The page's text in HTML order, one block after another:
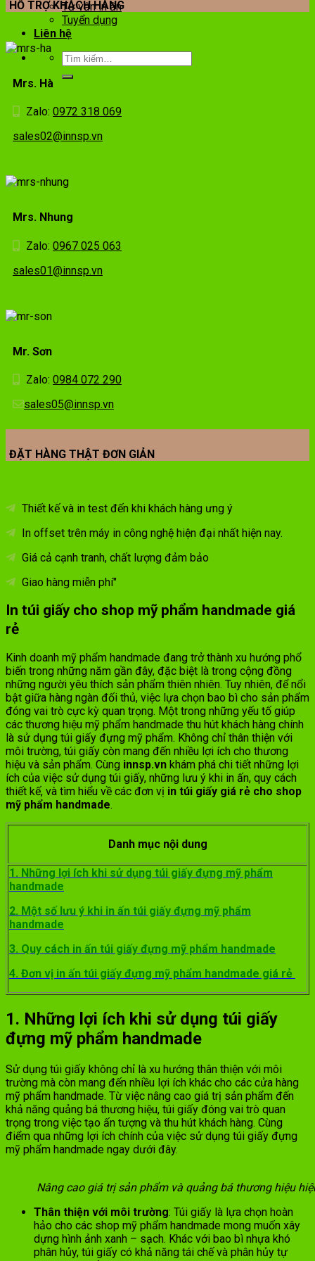
Tư vấn in ấn
Tuyển dụng
Liên hệ
HỖ TRỢ KHÁCH HÀNG
Mrs. Hà
Zalo: 0972 318 069
sales02@innsp.vn
Mrs. Nhung
Zalo: 0967 025 063
sales01@innsp.vn
Mr. Sơn
Zalo: 0984 072 290
sales05@innsp.vn
ĐẶT HÀNG THẬT ĐƠN GIẢN
Thiết kế và in test đến khi khách hàng ưng ý
In offset trên máy in công nghệ hiện đại nhất hiện nay.
Giá cả cạnh tranh, chất lượng đảm bảo
Giao hàng miễn phí"
In túi giấy cho shop mỹ phẩm handmade giá
rẻ
Kinh doanh mỹ phẩm handmade đang trở thành xu hướng phổ
biến trong những năm gần đây, đặc biệt là trong cộng đồng
những người yêu thích sản phẩm thiên nhiên. Tuy nhiên, để nổi
bật giữa hàng ngàn đối thủ, việc lựa chọn bao bì cho sản phẩm
đóng vai trò cực kỳ quan trọng. Một trong những yếu tố giúp
các thương hiệu mỹ phẩm handmade thu hút khách hàng chính
là sử dụng túi giấy đựng mỹ phẩm. Không chỉ thân thiện với
môi trường, túi giấy còn mang đến nhiều lợi ích cho thương
hiệu và sản phẩm. Cùng innsp.vn khám phá chi tiết những lợi
ích của việc sử dụng túi giấy, những lưu ý khi in ấn, quy cách
thiết kế, và tìm hiểu về các đơn vị in túi giấy giá rẻ cho shop
mỹ phẩm handmade.
Danh mục nội dung
1. Những lợi ích khi sử dụng túi giấy đựng mỹ phẩm
handmade
2. Một số lưu ý khi in ấn túi giấy đựng mỹ phẩm
handmade
3. Quy cách in ấn túi giấy đựng mỹ phẩm handmade
4. Đơn vị in ấn túi giấy đựng mỹ phẩm handmade giá rẻ
1. Những lợi ích khi sử dụng túi giấy
đựng mỹ phẩm handmade
Sử dụng túi giấy không chỉ là xu hướng thân thiện với môi
trường mà còn mang đến nhiều lợi ích khác cho các cửa hàng
mỹ phẩm handmade. Từ việc nâng cao giá trị sản phẩm đến
khả năng quảng bá thương hiệu, túi giấy đóng vai trò quan
trọng trong việc tạo ấn tượng và thu hút khách hàng. Cùng
điểm qua những lợi ích chính của việc sử dụng túi giấy đựng
mỹ phẩm handmade ngay dưới đây.
Nâng cao giá trị sản phẩm và quảng bá thương hiệu
Thân thiện với môi trường: Túi giấy là lựa chọn hoàn
hảo cho các shop mỹ phẩm handmade mong muốn xây
dựng hình ảnh xanh – sạch. Khác với bao bì nhựa khó
phân hủy, túi giấy có khả năng tái chế và phân hủy tự